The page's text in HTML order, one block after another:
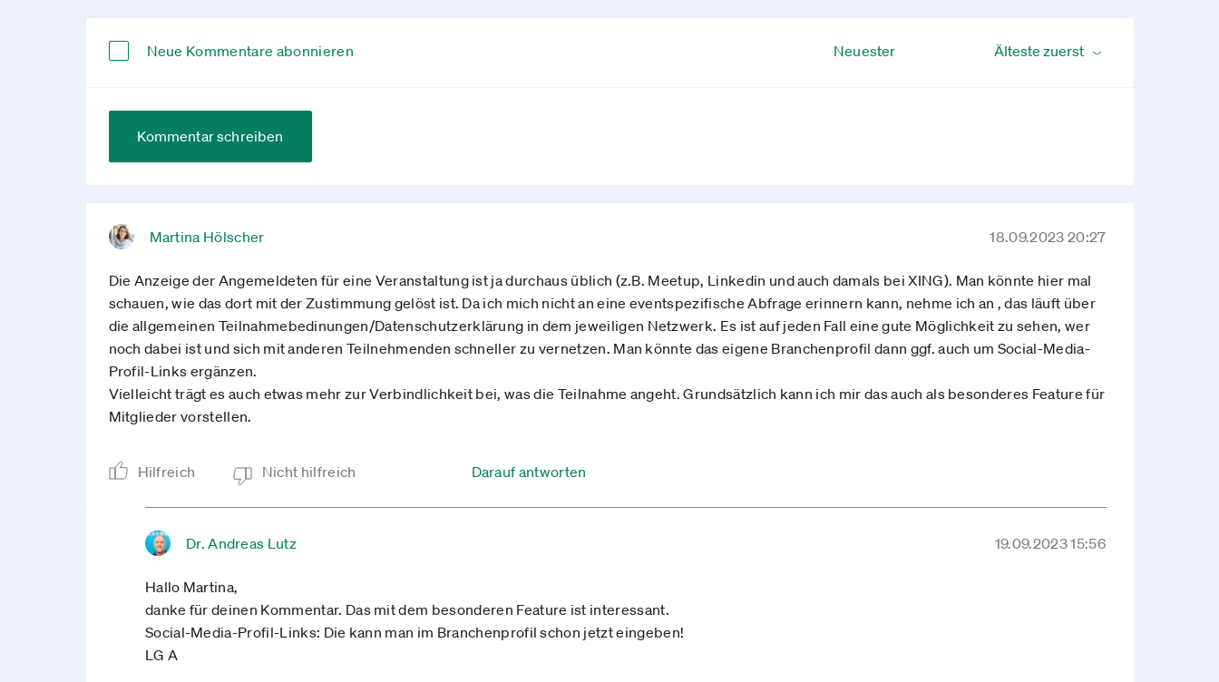
Neue Kommentare abonnieren Neuester
Kommentar schreiben
Martina Hölscher 18.09.2023 20:27
Die Anzeige der Angemeldeten für eine Veranstaltung ist ja durchaus üblich (z.B. Meetup, Linkedin und auch damals bei XING). Man könnte hier mal
schauen, wie das dort mit der Zustimmung gelöst ist. Da ich mich nicht an eine eventspezifische Abfrage erinnern kann, nehme ich an , das läuft über
die allgemeinen Teilnahmebedinungen/Datenschutzerklärung in dem jeweiligen Netzwerk. Es ist auf jeden Fall eine gute Möglichkeit zu sehen, wer
noch dabei ist und sich mit anderen Teilnehmenden schneller zu vernetzen. Man könnte das eigene Branchenprofil dann ggf. auch um Social-Media-
Profil-Links ergänzen.
Vielleicht trägt es auch etwas mehr zur Verbindlichkeit bei, was die Teilnahme angeht. Grundsätzlich kann ich mir das auch als besonderes Feature für
Mitglieder vorstellen.
Hilfreich Nicht hilfreich Darauf antworten
Dr. Andreas Lutz 19.09.2023 15:56
Hallo Martina,
danke für deinen Kommentar. Das mit dem besonderen Feature ist interessant.
Social-Media-Profil-Links: Die kann man im Branchenprofil schon jetzt eingeben!
LG A